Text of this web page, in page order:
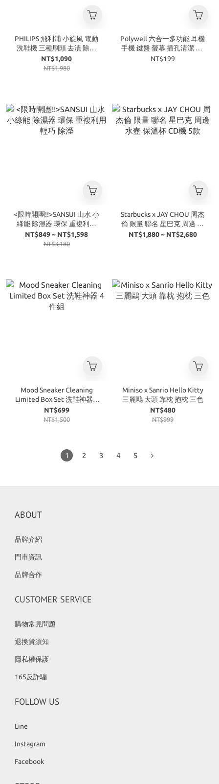
PHILIPS 飛利浦 小旋風 電動
洗鞋機 三種刷頭 去漬 除垢
清潔 洗鞋
NT$1,090
NT$1,980
Polywell 六合一多功能 耳機
手機 鍵盤 螢幕 插孔清潔 3C
清潔組
NT$199
<限時開團!!>SANSUI 山水 小
綠能 除濕器 環保 重複利用
輕巧 除溼
NT$849 ~ NT$1,598
NT$3,180
Starbucks x JAY CHOU 周杰
倫 限量 聯名 星巴克 周邊 水
壺 保溫杯 CD機 5款
NT$1,880 ~ NT$2,680
Mood Sneaker Cleaning
Limited Box Set 洗鞋神器 4
件組
NT$699
NT$1,500
Miniso x Sanrio Hello Kitty
三麗鷗 大頭 靠枕 抱枕 三色
NT$480
NT$999
1 2 3 4 5
ABOUT
品牌介紹
門市資訊
品牌合作
CUSTOMER SERVICE
購物常見問題
退換貨須知
隱私權保護
165反詐騙
FOLLOW US
Line
Instagram
Facebook